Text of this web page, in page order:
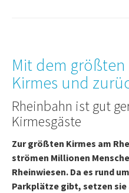
Mit dem größten
Kirmes und
Rheinbahn ist gut
Kirmesgäste
Zur größten Kirmes am
strömen Millionen
Rheinwiesen. Da es rund
Parkplätze gibt, setzen sie